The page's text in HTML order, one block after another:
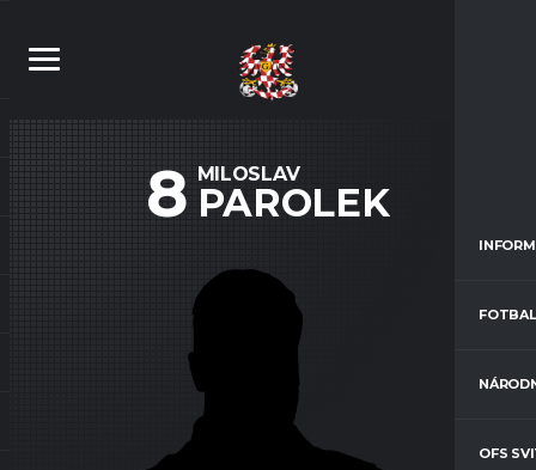
OFS
8 MILOSLAV
PAROLEK